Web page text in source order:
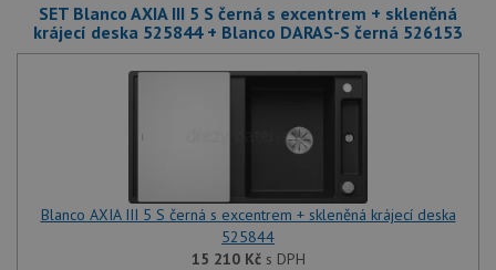
SET Blanco AXIA III 5 S černá s excentrem + skleněná
krájecí deska 525844 + Blanco DARAS-S černá 526153
Blanco AXIA III 5 S černá s excentrem + skleněná krájecí deska
525844
15 210 Kčs DPH